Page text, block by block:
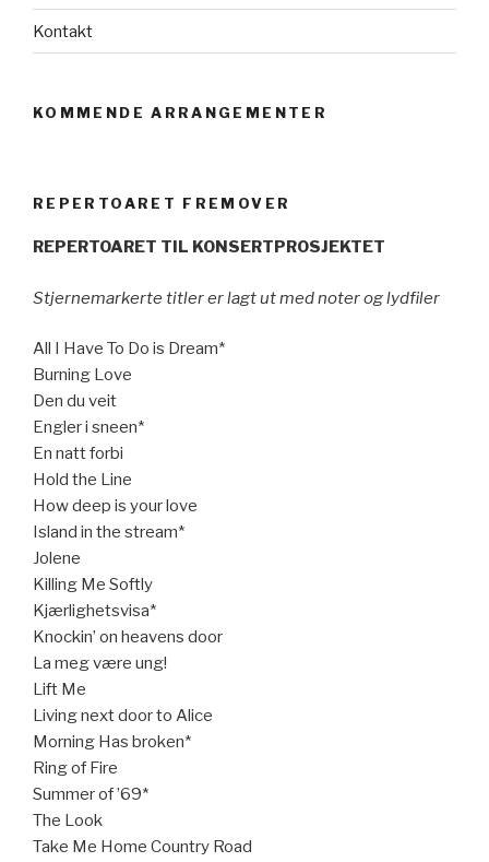
Kontakt
KOMMENDE ARRANGEMENTER
REPERTOARET FREMOVER
REPERTOARET TIL KONSERTPROSJEKTET
Stjernemarkerte titler er lagt ut med noter og lydfiler
All I Have To Do is Dream*
Burning Love
Den du veit
Engler i sneen*
En natt forbi
Hold the Line
How deep is your love
Island in the stream*
Jolene
Killing Me Softly
Kjærlighetsvisa*
Knockin’ on heavens door
La meg være ung!
Lift Me
Living next door to Alice
Morning Has broken*
Ring of Fire
Summer of ’69*
The Look
Take Me Home Country Road